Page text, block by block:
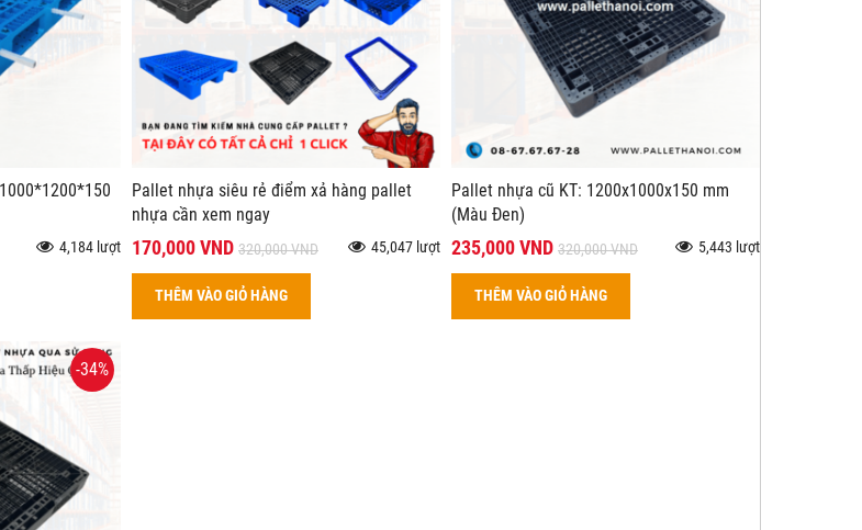
4,184 lượt
Pallet nhựa siêu rẻ điểm xả hàng pallet
nhựa cần xem ngay
170,000 VND 320,000 VND 45,047 lượt
THÊM VÀO GIỎ HÀNG
Pallet nhựa cũ KT: 1200x1000x150 mm
(Màu Đen)
235,000 VND 320,000 VND 5,443 lượt
THÊM VÀO GIỎ HÀNG
-34%